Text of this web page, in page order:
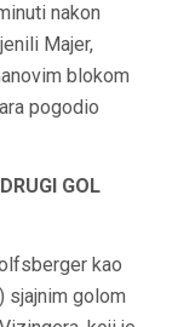
nakon
Majer,
blokom
pogodio
GOL
kao
sjajnim golom